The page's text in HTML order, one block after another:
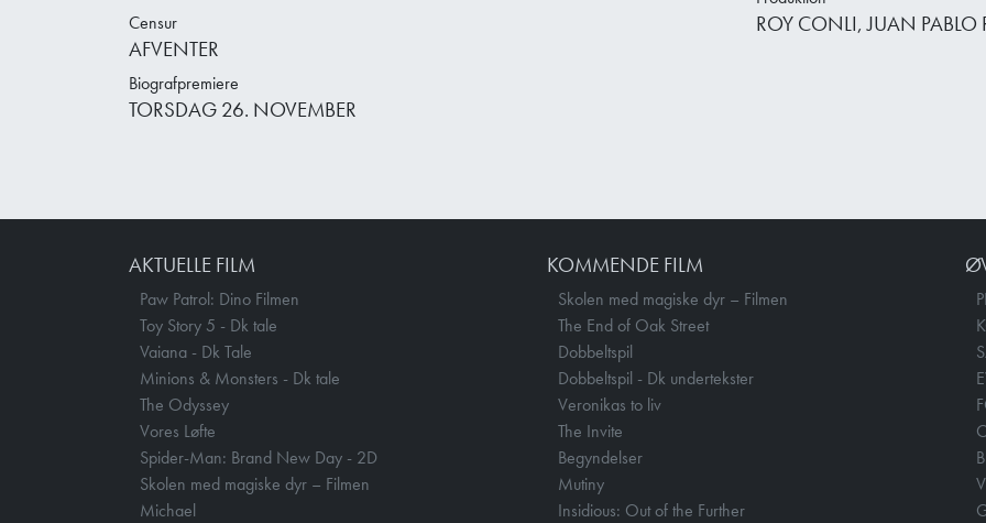
Censur
AFVENTER
Biografpremiere
TORSDAG 26. NOVEMBER
ROY CONLI, JUAN PABLO
AKTUELLE FILM
Paw Patrol: Dino Filmen
Toy Story 5 - Dk tale
Vaiana - Dk Tale
Minions & Monsters - Dk tale
The Odyssey
Vores Løfte
Spider-Man: Brand New Day - 2D
Skolen med magiske dyr – Filmen
Michael
KOMMENDE FILM
Skolen med magiske dyr – Filmen
The End of Oak Street
Dobbeltspil
Dobbeltspil - Dk undertekster
Veronikas to liv
The Invite
Begyndelser
Mutiny
Insidious: Out of the Further